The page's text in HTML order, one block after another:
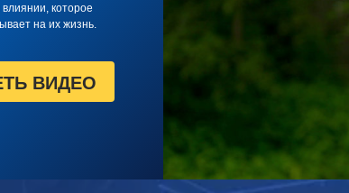
которое
на их жизнь.
ВИДЕО